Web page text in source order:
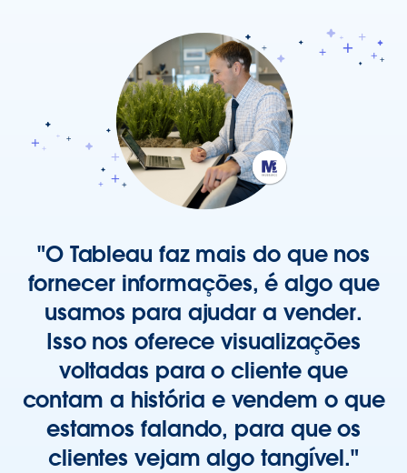
"O Tableau faz mais do que nos
fornecer informações, é algo que
usamos para ajudar a vender.
Isso nos oferece visualizações
voltadas para o cliente que
contam a história e vendem o que
estamos falando, para que os
clientes vejam algo tangível."